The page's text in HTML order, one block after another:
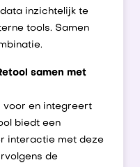
inzichtelijk te
tools. Samen
samen met
voor en integreert
biedt een
interactie met deze
de